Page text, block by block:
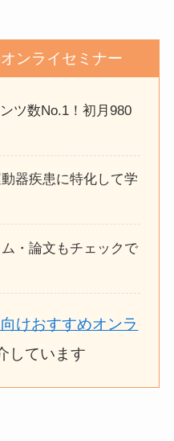
ンライセミナー
ツ数No.1！初月980
器疾患に特化して学
・論文もチェックで
けおすすめオンラ
しています